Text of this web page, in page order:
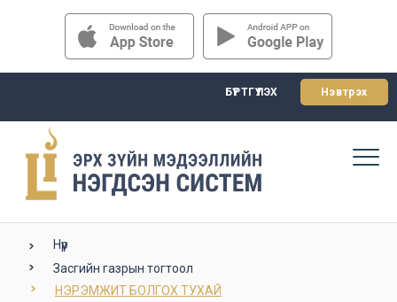
БҮРТГҮҮЛЭХ Нэвтрэх
Нүүр
Засгийн газрын тогтоол
НЭРЭМЖИТ БОЛГОХ ТУХАЙ